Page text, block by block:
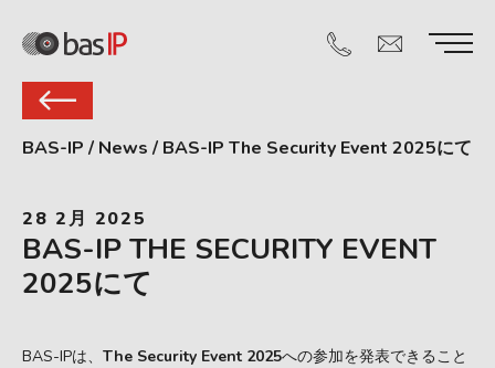
BAS-IP / News / BAS-IP The Security Event 2025にて
28 2月 2025
BAS-IP THE SECURITY EVENT
2025にて
BAS-IPは、 The Security Event 2025への参加を発表できること